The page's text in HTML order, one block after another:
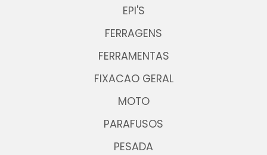
EPI'S
FERRAGENS
FERRAMENTAS
FIXACAO GERAL
MOTO
PARAFUSOS
PESADA